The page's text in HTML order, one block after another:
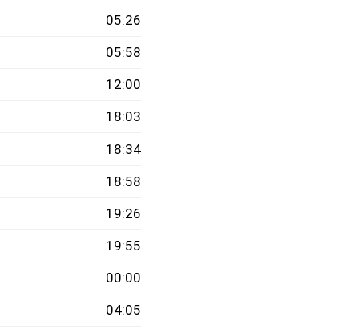
05:26
05:58
12:00
18:03
18:34
18:58
19:26
19:55
00:00
04:05